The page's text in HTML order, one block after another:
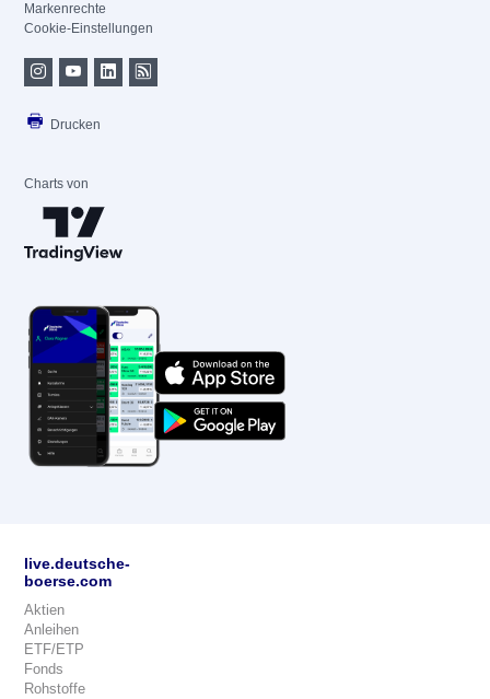
Markenrechte
Cookie-Einstellungen
Drucken
Charts von
live.deutsche-
boerse.com
Aktien
Anleihen
ETF/ETP
Fonds
Rohstoffe